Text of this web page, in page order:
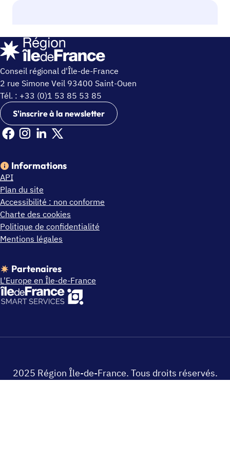
Conseil régional d'Île-de-France
2 rue Simone Veil 93400 Saint-Ouen
Tél. : +33 (0)1 53 85 53 85
S'inscrire à la newsletter
Facebook Ile de France (nouvelle fenêtre)
Instagram Ile de France (nouvelle fenêtre)
Linkedin Ile de France (nouvelle fenêtre)
X Ile de France (nouvelle fenêtre)
Informations
API
Plan du site
Accessibilité : non conforme
Charte des cookies
Politique de confidentialité
Mentions légales
Partenaires
L'Europe en Île-de-France
2025 Région Île-de-France. Tous droits réservés.